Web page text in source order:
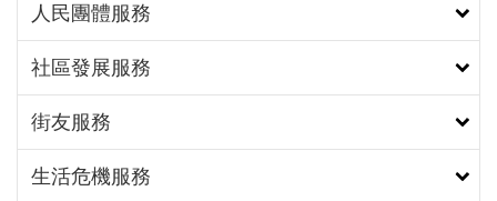
人民團體服務
社區發展服務
街友服務
生活危機服務